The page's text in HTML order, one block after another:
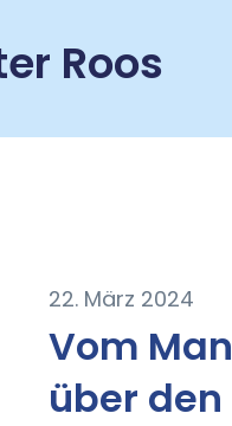
Roos
22. März 2024
Vom
über